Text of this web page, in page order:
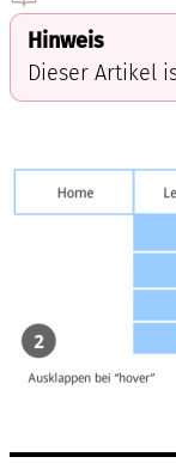
Hinweis
Dieser Artikel